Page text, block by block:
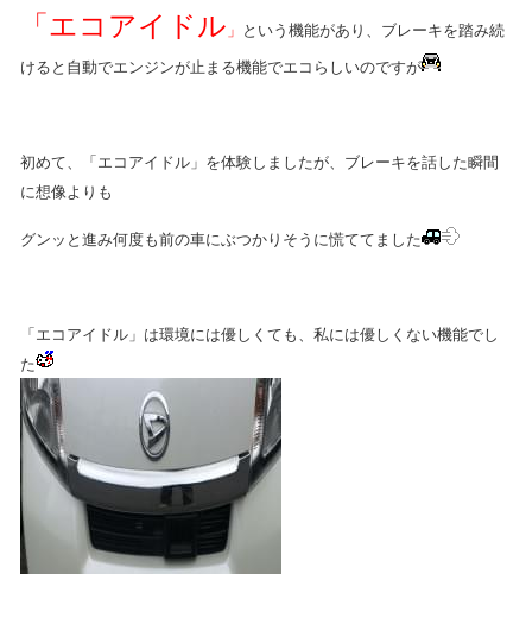
「エコアイドル 」 という機能があり、ブレーキを踏み続
けると自動でエンジンが止まる機能でエコらしいのですが
初めて、「エコアイドル」を体験しましたが、ブレーキを話した瞬間
に想像よりも
グンッと進み何度も前の車にぶつかりそうに慌ててました
「エコアイドル」は環境には優しくても、私には優しくない機能でし
た